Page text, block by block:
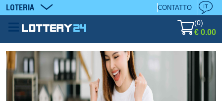
LOTERIA CONTATTO IT
(0)
€ 0.00